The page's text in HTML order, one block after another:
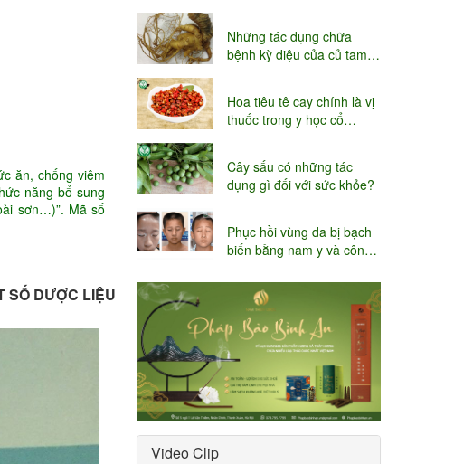
ăn, chống viêm
năng bổ sung
sơn…)”. Mã số
SỐ DƯỢC LIỆU
Những tác dụng chữa
bệnh kỳ diệu của củ tam
Hoa tiêu tê cay chính là vị
thuốc trong y học cổ
Cây sấu có những tác
dụng gì đối với sức khỏe?
Phục hồi vùng da bị bạch
biến bằng nam y và công
Video Clip